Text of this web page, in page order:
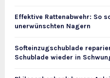
Effektive Rattenabwehr: So
unerwünschten Nagern
Softeinzugschublade
Schublade wieder in